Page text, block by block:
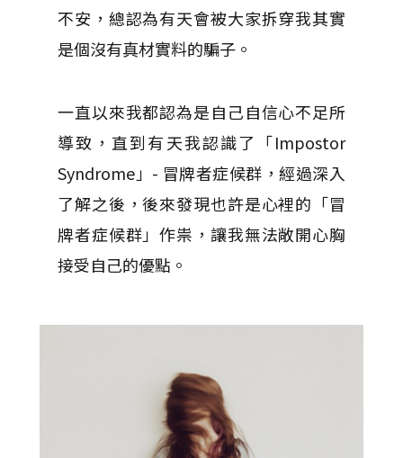
不安，總認為有天會被大家拆穿我其實
是個沒有真材實料的騙子。
一直以來我都認為是自己自信心不足所
導致，直到有天我認識了「Impostor
Syndrome」- 冒牌者症候群，經過深入
了解之後，後來發現也許是心裡的「冒
牌者症候群」作祟，讓我無法敞開心胸
接受自己的優點。